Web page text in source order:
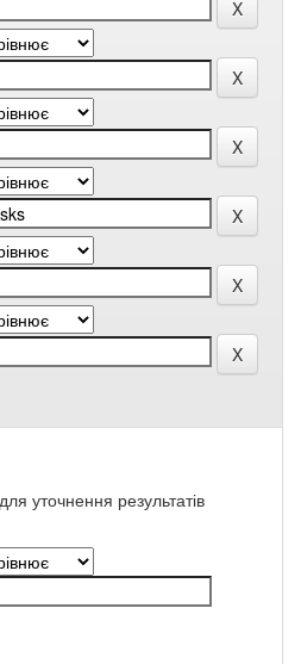
уточнення результатів